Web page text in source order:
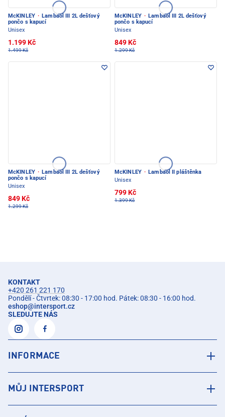
McKINLEY · Lambaol III 2L dešťový
pončo s kapucí
Unisex
1.199 Kč
1.499 Kč
McKINLEY · Lambaol III 2L dešťový
pončo s kapucí
Unisex
849 Kč
1.299 Kč
McKINLEY · Lambaol III 2L dešťový
pončo s kapucí
Unisex
849 Kč
1.299 Kč
McKINLEY · Lambaol II pláštěnka
Unisex
799 Kč
1.399 Kč
KONTAKT
+420 261 221 170
Pondělí - Čtvrtek: 08:30 - 17:00 hod. Pátek: 08:30 - 16:00 hod.
eshop@intersport.cz
SLEDUJTE NÁS
INFORMACE
MŮJ INTERSPORT